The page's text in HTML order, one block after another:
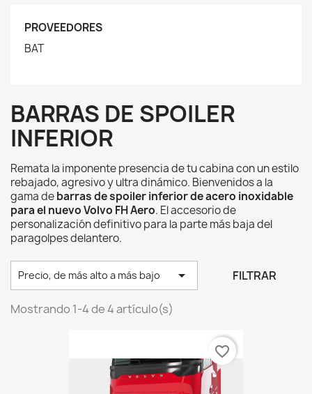
PROVEEDORES
BAT
BARRAS DE SPOILER
INFERIOR
Remata la imponente presencia de tu cabina con un estilo
rebajado, agresivo y ultra dinámico. Bienvenidos a la
gama debarras de spoiler inferior de acero inoxidable
para el nuevo Volvo FH Aero. El accesorio de
personalización definitivo para la parte más baja del
paragolpes delantero.
Precio, de más alto a más bajo  FILTRAR
Mostrando 1-4 de 4 artículo(s)
favorite_border